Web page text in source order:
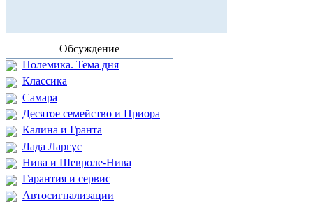
Обсуждение
Полемика. Тема дня
Классика
Самара
Десятое семейство и Приора
Калина и Гранта
Лада Ларгус
Нива и Шевроле-Нива
Гарантия и сервис
Автосигнализации